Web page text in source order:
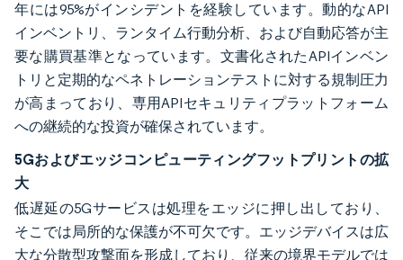
年には95%がインシデントを経験しています。動的なAPI
インベントリ、ランタイム行動分析、および自動応答が主
要な購買基準となっています。文書化されたAPIインベン
トリと定期的なペネトレーションテストに対する規制圧力
が高まっており、専用APIセキュリティプラットフォーム
への継続的な投資が確保されています。
5Gおよびエッジコンピューティングフットプリントの拡
大
低遅延の5Gサービスは処理をエッジに押し出しており、
そこでは局所的な保護が不可欠です。エッジデバイスは広
大な分散型攻撃面を形成しており、従来の境界モデルでは